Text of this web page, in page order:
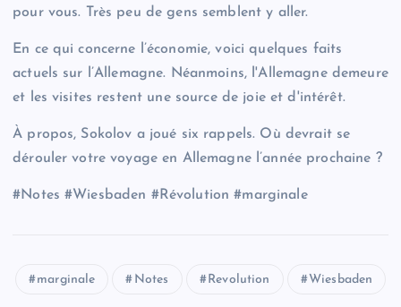
pour vous. Très peu de gens semblent y aller.
En ce qui concerne l’économie, voici quelques faits
actuels sur l’Allemagne. Néanmoins, l'Allemagne demeure
et les visites restent une source de joie et d'intérêt.
À propos, Sokolov a joué six rappels. Où devrait se
dérouler votre voyage en Allemagne l’année prochaine ?
#Notes #Wiesbaden #Révolution #marginale
marginale Notes Revolution Wiesbaden